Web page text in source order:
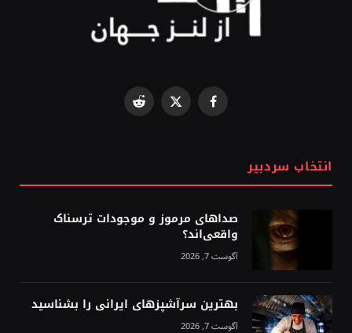
Facebook
X
Reddit
انتخاب سردبیر
صداهای مرموز و موجودات ترسناک
واقعی‌اند؟
آگوست 7, 2026
بهترین سرآشپزهای ایرانی را بشناسید
آگوست 7, 2026